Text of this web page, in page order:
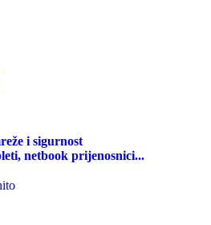
i sigurnost
netbook prijenosnici...